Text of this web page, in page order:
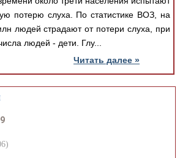
потерю слуха. По статистике ВОЗ, на
людей страдают от потери слуха, при
людей - дети. Глу...
Читать далее »